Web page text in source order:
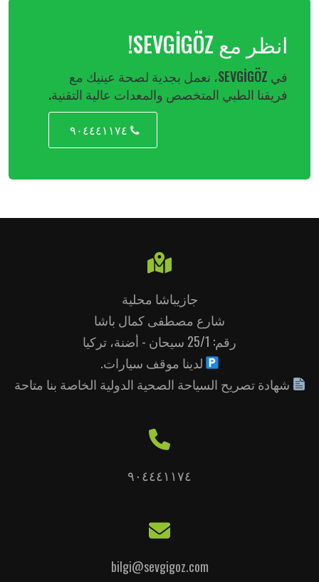
انظر مع SEVGİGÖZ!
في SEVGİGÖZ، نعمل بجدية لصحة عينيك مع
فريقنا الطبي المتخصص والمعدات عالية التقنية.
٩٠٤٤٤١١٧٤
جازيباشا محلية
شارع مصطفى كمال باشا
رقم: 25/1 سيحان - أضنة، تركيا
لدينا موقف سيارات.
شهادة تصريح السياحة الصحية الدولية الخاصة بنا متاحة
٩٠٤٤٤١١٧٤
bilgi@sevgigoz.com